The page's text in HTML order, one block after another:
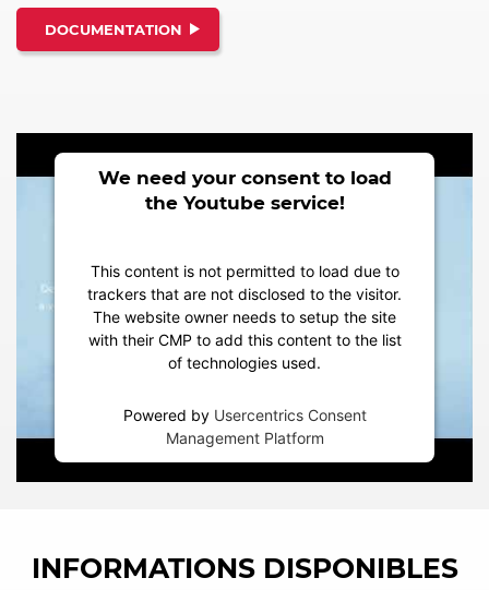
DOCUMENTATION
We need your consent to load
the Youtube service!
This content is not permitted to load due to
trackers that are not disclosed to the visitor.
The website owner needs to setup the site
with their CMP to add this content to the list
of technologies used.
Powered by Usercentrics Consent
Management Platform
INFORMATIONS DISPONIBLES